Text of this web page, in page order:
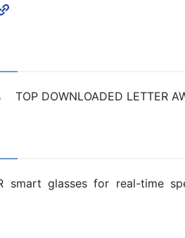
DOWNLOADED LETTER
smart glasses for real-time